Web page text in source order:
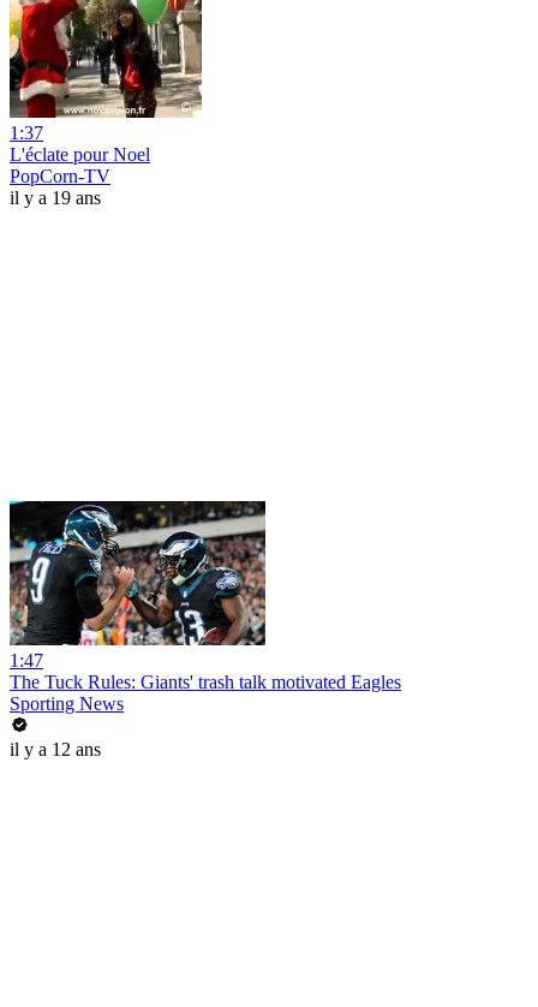
1:37
L'éclate pour Noel
PopCorn-TV
il y a 19 ans
1:47
The Tuck Rules: Giants' trash talk motivated Eagles
Sporting News
il y a 12 ans